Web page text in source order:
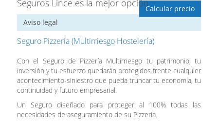
Seguros Lince es la mejor opciónCalcular precio
Aviso legal
Seguro Pizzería (Multirriesgo Hostelería)
Con el Seguro de Pizzería Multirriesgo tu patrimonio, tu
inversión y tu esfuerzo quedarán protegidos frente cualquier
acontecimiento-siniestro que pueda truncar tu economía, tu
continuidad y futuro empresarial.
Un Seguro diseñado para proteger al 100% todas las
necesidades de aseguramiento de su Pizzería.